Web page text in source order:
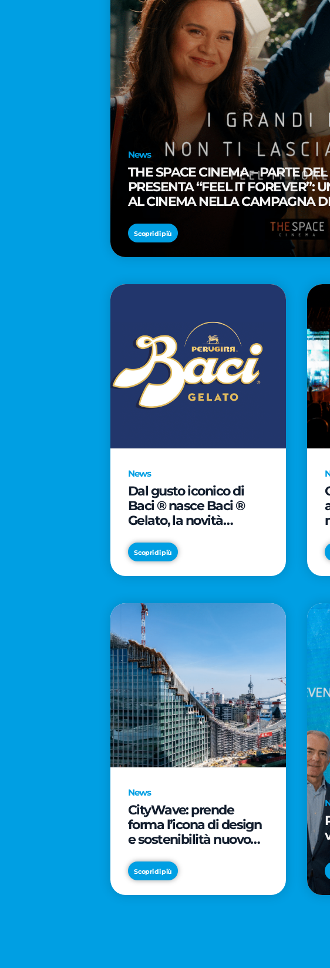
News
THE SPACE CINEMA – PARTE
PRESENTA “FEEL IT FOREVER”:
AL CINEMA NELLA CAMPAGNA
PREMIO OSCAR® TAIKA WAITITI
Scopri di più
News
Dal gusto iconico di
Baci ® nasce Baci ®
Gelato, la novità
Scopri di più
News
CityWave: prende
forma l’icona di design
e sostenibilità nuovo
Scopri di più